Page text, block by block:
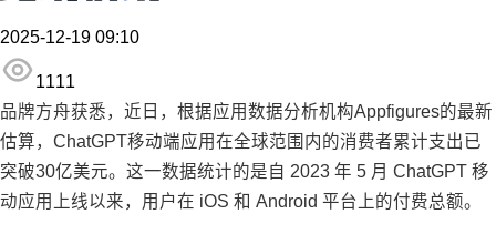
2025-12-19 09:10
1111
品牌方舟获悉，近日，根据应用数据分析机构Appfigures的最新
估算，ChatGPT移动端应用在全球范围内的消费者累计支出已
突破30亿美元。这一数据统计的是自 2023 年 5 月 ChatGPT 移
动应用上线以来，用户在 iOS 和 Android 平台上的付费总额。